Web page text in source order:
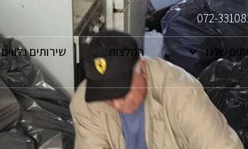
072-
שלנו המלצות שירותים נלווים